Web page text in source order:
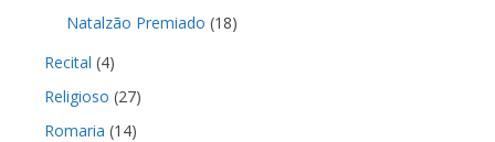
Natalzão Premiado (18)
Recital (4)
Religioso (27)
Romaria (14)